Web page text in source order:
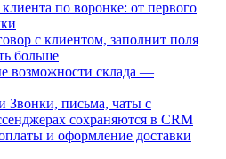
по воронке: от первого
с клиентом, заполнит поля
больше
возможности склада —
Звонки, письма, чаты с
сохраняются в CRM
и оформление доставки